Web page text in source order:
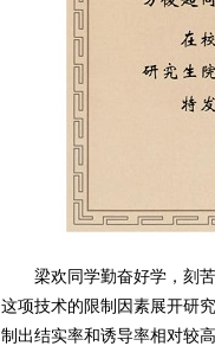
梁欢同学勤奋好学，刻
这项技术的限制因素展开研
制出结实率和诱导率相对较